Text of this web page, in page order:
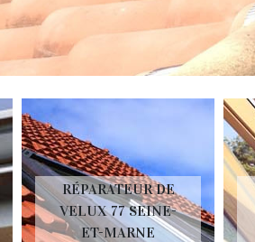
RÉPARATEUR DE
VELUX 77 SEINE-
ET-MARNE